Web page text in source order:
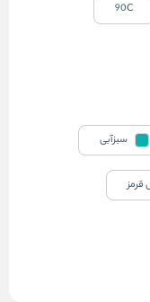
90C
سبزآبی